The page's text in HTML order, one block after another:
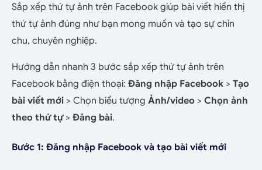
Sắp xếp thứ tự ảnh trên Facebook giúp bài viết hiển thị
thứ tự ảnh đúng như bạn mong muốn và tạo sự chỉn
chu, chuyên nghiệp.
Hướng dẫn nhanh 3 bước sắp xếp thứ tự ảnh trên
Facebook bằng điện thoại: Đăng nhập Facebook > Tạo
bài viết mới > Chọn biểu tượng Ảnh/video > Chọn ảnh
theo thứ tự> Đăng bài.
Bước 1: Đăng nhập Facebook và tạo bài viết mới